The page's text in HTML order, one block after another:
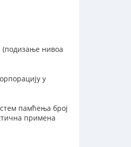
(подизање нивоа
у
памћења број
примена